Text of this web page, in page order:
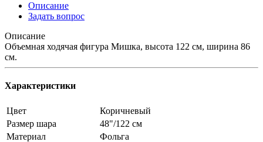
Описание
Задать вопрос
Описание
Объемная ходячая фигура Мишка, высота 122 см, ширина 86
см.
Характеристики
Цвет
Коричневый
Размер шара
48"/122 см
Материал
Фольга